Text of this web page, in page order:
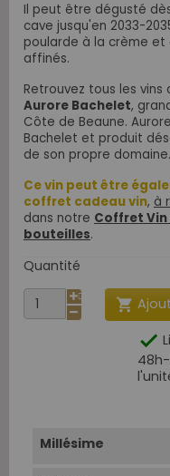
Il peut être dégusté
cave jusqu'en 2033-
poularde à la crème
affinés.
Retrouvez tous les vins
Aurore Bachelet,
Côte de Beaune.
Bachelet et produit
de son propre domaine.
Ce vin peut être
coffret cadeau vin, à
dans notre Coffret Vin
bouteilles.
Quantité


Millésime